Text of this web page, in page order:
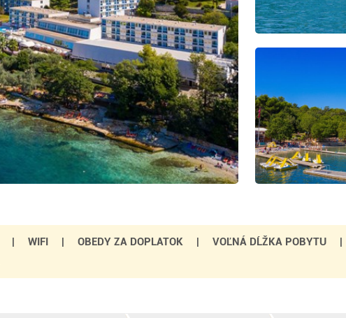
| WIFI | OBEDY ZA DOPLATOK | VOĽNÁ DĹŽKA POBYTU |